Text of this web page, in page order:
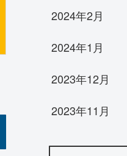
2024年2月
2024年1月
2023年12月
2023年11月